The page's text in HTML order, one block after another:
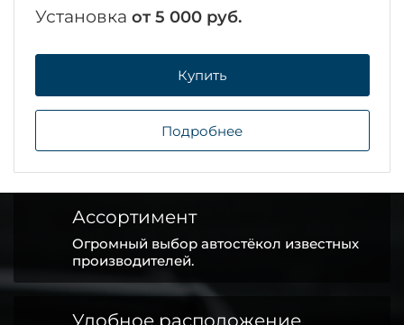
Установка от 5 000 руб.
Купить
Подробнее
Ассортимент
Огромный выбор автостёкол известных
производителей.
Удобное расположение